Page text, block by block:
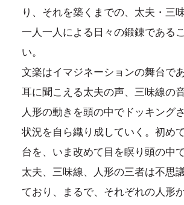
り、それを築くまでの、太夫・三
一人一人による日々の鍛錬である
い。
文楽はイマジネーションの舞台で
耳に聞こえる太夫の声、三味線の
人形の動きを頭の中でドッキング
状況を自ら織り成していく。初め
台を、いま改めて目を瞑り頭の中
太夫、三味線、人形の三者は不思
ており、まるで、それぞれの人形